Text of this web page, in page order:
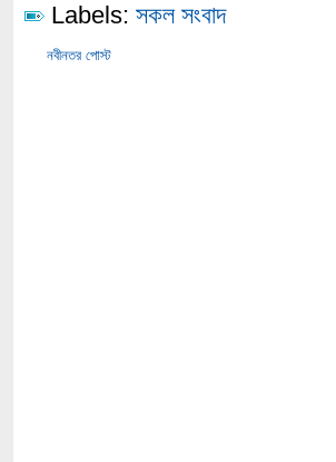
Labels: সকল সংবাদ
নবীনতর পোস্ট